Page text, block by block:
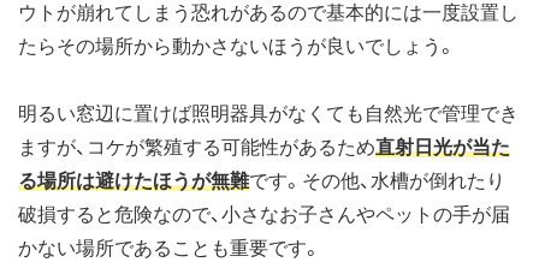
ウトが崩れてしまう恐れがあるので基本的には一度設置し
たらその場所から動かさないほうが良いでしょう。
明るい窓辺に置けば照明器具がなくても自然光で管理でき
ますが、コケが繁殖する可能性があるため直射日光が当た
る場所は避けたほうが無難です。その他、水槽が倒れたり
破損すると危険なので、小さなお子さんやペットの手が届
かない場所であることも重要です。